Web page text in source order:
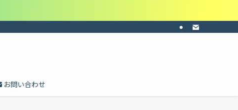
ーの共感・納得感・共通認識を。目的に合わせて料金を個別にお見積り。ご依頼は
お問い合わせ